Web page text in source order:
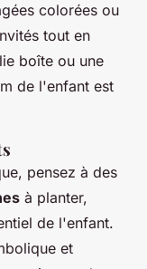
colorées ou
tout en
boîte ou une
de l'enfant est
pensez à des
à planter,
de l'enfant.
et